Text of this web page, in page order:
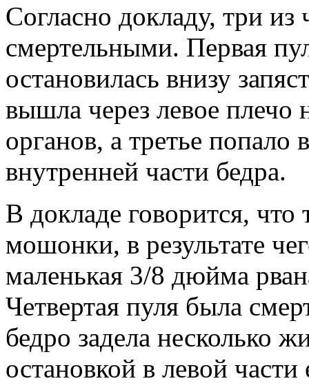
Согласно докладу, три
смертельными. Первая
остановилась внизу
вышла через левое плечо
органов, а третье попало
внутренней части бедра.
В докладе говорится, что
мошонки, в результате
маленькая 3/8 дюйма
Четвертая пуля была
бедро задела несколько
остановкой в левой части